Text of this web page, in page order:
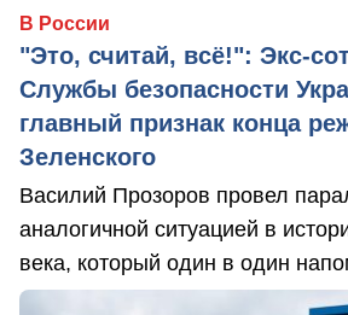
В России
"Это, считай, всё!": Экс-
Службы безопасности
главный признак конца
Зеленского
Василий Прозоров провел
аналогичной ситуацией в
века, который один в один